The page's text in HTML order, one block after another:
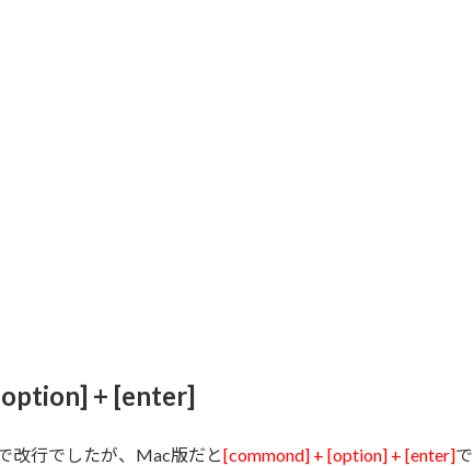
+ [enter]
改行でしたが、Mac版だと[commond] + [option] + [enter]で